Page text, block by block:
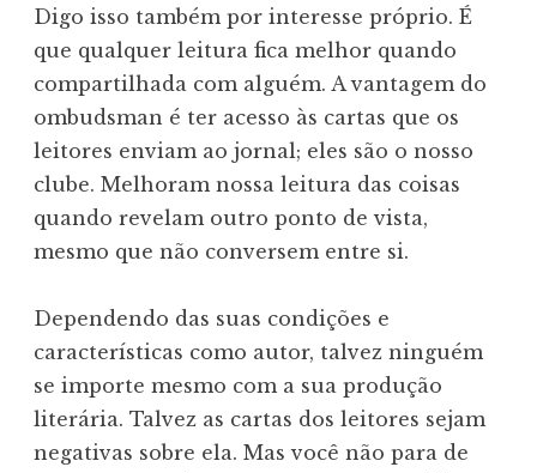
Digo isso também por interesse próprio. É
que qualquer leitura fica melhor quando
compartilhada com alguém. A vantagem do
ombudsman é ter acesso às cartas que os
leitores enviam ao jornal; eles são o nosso
clube. Melhoram nossa leitura das coisas
quando revelam outro ponto de vista,
mesmo que não conversem entre si.
Dependendo das suas condições e
características como autor, talvez ninguém
se importe mesmo com a sua produção
literária. Talvez as cartas dos leitores sejam
negativas sobre ela. Mas você não para de